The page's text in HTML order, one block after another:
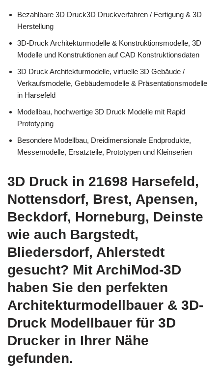
Bezahlbare 3D Druck3D Druckverfahren / Fertigung & 3D
Herstellung
3D-Druck Architekturmodelle & Konstruktionsmodelle, 3D
Modelle und Konstruktionen auf CAD Konstruktionsdaten
3D Druck Architekturmodelle, virtuelle 3D Gebäude /
Verkaufsmodelle, Gebäudemodelle & Präsentationsmodelle
in Harsefeld
Modellbau, hochwertige 3D Druck Modelle mit Rapid
Prototyping
Besondere Modellbau, Dreidimensionale Endprodukte,
Messemodelle, Ersatzteile, Prototypen und Kleinserien
3D Druck in 21698 Harsefeld,
Nottensdorf, Brest, Apensen,
Beckdorf, Horneburg, Deinste
wie auch Bargstedt,
Bliedersdorf, Ahlerstedt
gesucht? Mit ArchiMod-3D
haben Sie den perfekten
Architekturmodellbauer & 3D-
Druck Modellbauer für 3D
Drucker in Ihrer Nähe
gefunden.